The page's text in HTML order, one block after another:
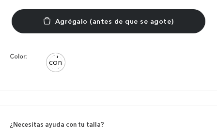
Color:
¿Necesitas ayuda con tu talla?